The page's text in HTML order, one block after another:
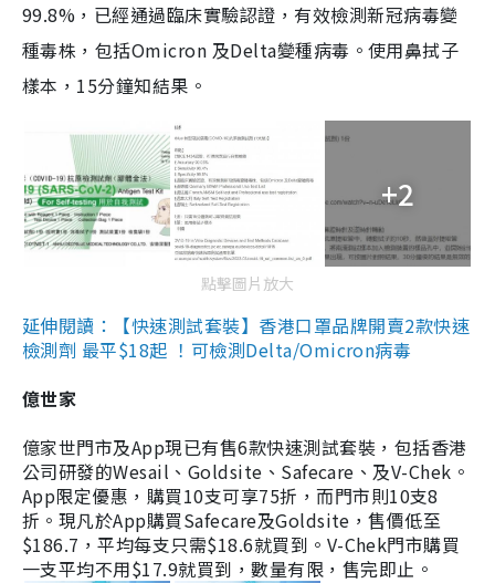
99.8%，已經通過臨床實驗認證，有效檢測新冠病毒變
種毒株，包括Omicron 及Delta變種病毒。使用鼻拭子
樣本，15分鐘知結果。
+2
點擊圖片放大
延伸閱讀：【快速測試套裝】香港口罩品牌開賣2款快速
檢測劑 最平$18起 ！可檢測Delta/Omicron病毒
億世家
億家世門市及App現已有售6款快速測試套裝，包括香港
公司研發的Wesail、Goldsite、Safecare、及V-Chek。
App限定優惠，購買10支可享75折，而門市則10支8
折。現凡於App購買Safecare及Goldsite，售價低至
$186.7，平均每支只需$18.6就買到。V-Chek門市購買
一支平均不用$17.9就買到，數量有限，售完即止。